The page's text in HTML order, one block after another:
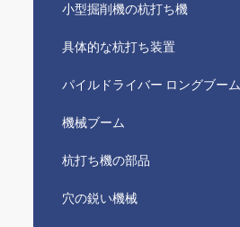
小型掘削機の杭打ち機
具体的な杭打ち装置
パイルドライバー ロングブーム
機械ブーム
杭打ち機の部品
穴の鋭い機械